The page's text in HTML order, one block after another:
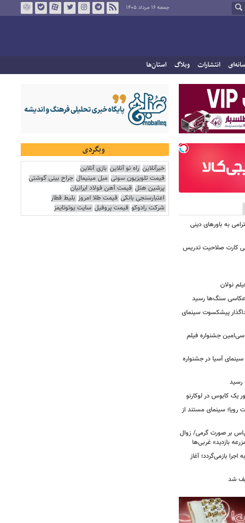
جمعه ۱۶ مرداد ۱۴۰۵
انتشارات وبلاگ استان‌ها
به باورهای دینی
کارت صلاحیت تدریس
نولان
عکاسی سنگ‌ها رسید
پیشکسوت سینمای
به سی‌امین جشنواره فیلم
سینمای آسیا در جشنواره
رسید
یک کابوس در لوکارنو
سینمای مستند از
بر صورت گرمی/ زوال
بازدید» غربی‌ها
پس از ۳ دهه به اجرا بازمی‌گردد؛ آغاز
شد
وبگردی
خبرآنلاین راه نو آنلاین بازی آنلاین
قیمت تلویزیون سونی مبل مینیمال جراح بینی گوشتی
پرشین هتل قیمت آهن فولاد ایرانیان
اعتبارسنجی بانکی قیمت طلا امروز بلیط قطار
شرکت رادوکو قیمت پروفیل سایت یوتوتایمز